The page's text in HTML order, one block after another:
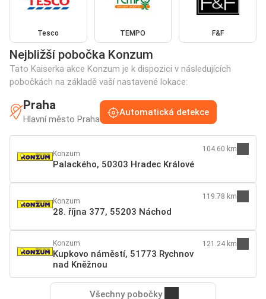
Tesco TEMPO F&F
Nejbližší pobočka Konzum
Tato Kaiserka akce Konzum je k dispozici v následujících
pobočkách na základě vaší nastavené lokace:
Praha
Hlavní město Praha
Automatická detekce
Konzum
Palackého, 50303 Hradec Králové
104.60 km
Konzum
28. října 377, 55203 Náchod
119.78 km
Konzum
Kupkovo náměstí, 51773 Rychnov
nad Kněžnou
121.24 km
Všechny pobočky